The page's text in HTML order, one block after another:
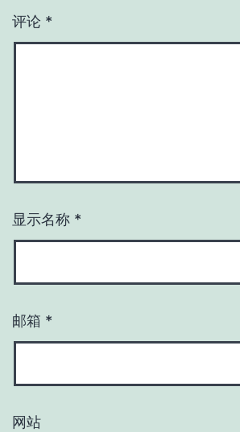
评论 *
显示名称 *
邮箱 *
网站